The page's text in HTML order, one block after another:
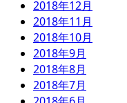
2018年12月
2018年11月
2018年10月
2018年9月
2018年8月
2018年7月